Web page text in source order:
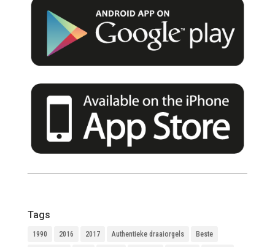
Tags
1990 2016 2017 Authentieke draaiorgels Beste